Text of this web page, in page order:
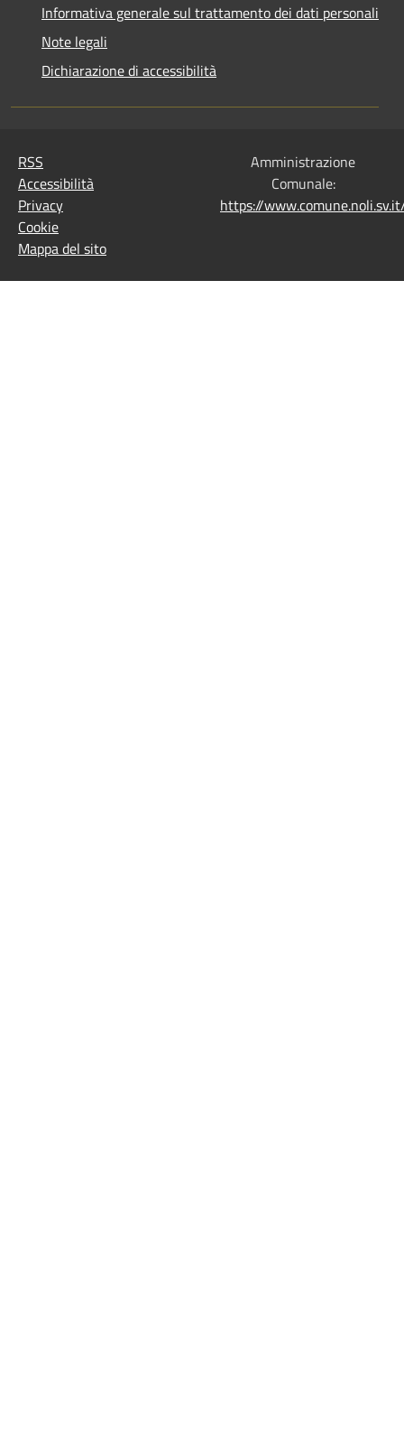
Informativa generale sul trattamento dei dati personali
Note legali
Dichiarazione di accessibilità
RSS
Accessibilità
Privacy
Cookie
Mappa del sito
Amministrazione
Comunale:
https://